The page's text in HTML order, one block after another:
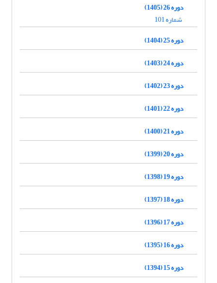
دوره 26 (1405)
شماره 101
دوره 25 (1404)
دوره 24 (1403)
دوره 23 (1402)
دوره 22 (1401)
دوره 21 (1400)
دوره 20 (1399)
دوره 19 (1398)
دوره 18 (1397)
دوره 17 (1396)
دوره 16 (1395)
دوره 15 (1394)